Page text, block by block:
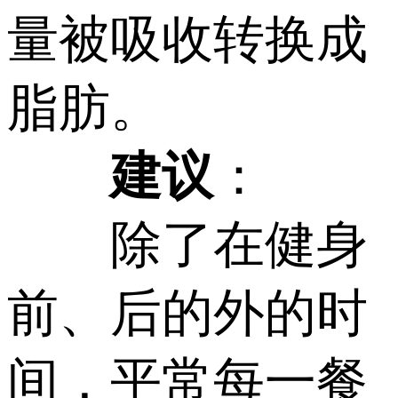
量被吸收转换成
脂肪。
建议 ：
除了在健身
前、后的外的时
间，平常每一餐